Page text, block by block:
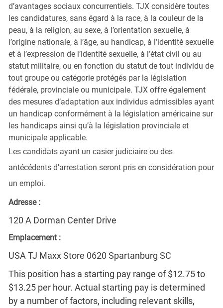
d’avantages sociaux concurrentiels. TJX considère toutes
les candidatures, sans égard à la race, à la couleur de la
peau, à la religion, au sexe, à l’orientation sexuelle, à
l’origine nationale, à l’âge, au handicap, à l’identité sexuelle
et à l’expression de l’identité sexuelle, à l’état civil ou au
statut militaire, ou en fonction du statut de tout individu de
tout groupe ou catégorie protégés par la législation
fédérale, provinciale ou municipale. TJX offre également
des mesures d’adaptation aux individus admissibles ayant
un handicap conformément à la législation américaine sur
les handicaps ainsi qu’à la législation provinciale et
municipale applicable.
Les candidats ayant un casier judiciaire ou des
antécédents d'arrestation seront pris en considération pour
un emploi.
Adresse :
120 A Dorman Center Drive
Emplacement :
USA TJ Maxx Store 0620 Spartanburg SC
This position has a starting pay range of $12.75 to
$13.25 per hour. Actual starting pay is determined
by a number of factors, including relevant skills,